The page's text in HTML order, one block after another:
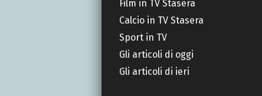
Film in TV Stasera
Calcio in TV Stasera
Sport in TV
Gli articoli di oggi
Gli articoli di ieri